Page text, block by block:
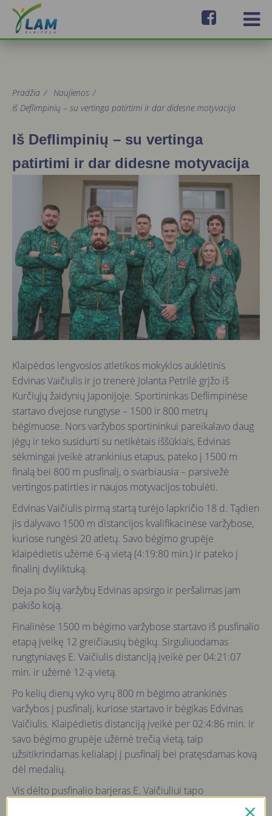
Pradžia / Naujienos /
Iš Deflimpinių – su vertinga patirtimi ir dar didesne motyvacija
Iš Deflimpinių – su vertinga
patirtimi ir dar didesne motyvacija
Klaipėdos lengvosios atletikos mokyklos auklėtinis
Edvinas Vaičiulis ir jo trenerė Jolanta Petrilė grįžo iš
Kurčiųjų žaidynių Japonijoje. Sportininkas Deflimpinėse
startavo dvejose rungtyse – 1500 ir 800 metrų
bėgimuose. Nors varžybos sportininkui pareikalavo daug
jėgų ir teko susidurti su netikėtais iššūkiais, Edvinas
sėkmingai įveikė atrankinius etapus, pateko į 1500 m
finalą bei 800 m pusfinalį, o svarbiausia – parsivežė
vertingos patirties ir naujos motyvacijos tobulėti.
Edvinas Vaičiulis pirmą startą turėjo lapkričio 18 d. Tądien
jis dalyvavo 1500 m distancijos kvalifikacinėse varžybose,
kuriose rungėsi 20 atletų. Savo bėgimo grupėje
klaipėdietis užėmė 6-ą vietą (4:19:80 min.) ir pateko į
finalinį dvyliktuką.
Deja po šių varžybų Edvinas apsirgo ir peršalimas jam
pakišo koją.
Finalinėse 1500 m bėgimo varžybose startavo iš pusfinalio
etapą įveikę 12 greičiausių bėgikų. Sirguliuodamas
rungtyniavęs E. Vaičiulis distanciją įveikė per 04:21:07
min. ir užėmė 12-ą vietą.
Po kelių dienų vyko vyrų 800 m bėgimo atrankinės
varžybos į pusfinalį, kuriose startavo ir bėgikas Edvinas
Vaičiulis. Klaipėdietis distanciją įveikė per 02:4:86 min. ir
savo bėgimo grupėje užėmė trečią vietą, taip
užsitikrindamas kelialapį į pusfinalį bei pratęsdamas kovą
dėl medalių.
Vis dėlto pusfinalio barjeras E. Vaičiuliui tapo